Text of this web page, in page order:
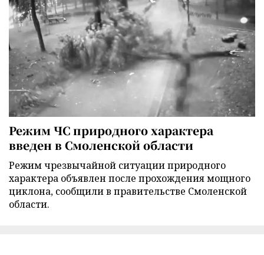
Режим ЧС природного характера
введен в Смоленской области
Режим чрезвычайной ситуации природного
характера объявлен после прохождения мощного
циклона, сообщили в правительстве Смоленской
области.